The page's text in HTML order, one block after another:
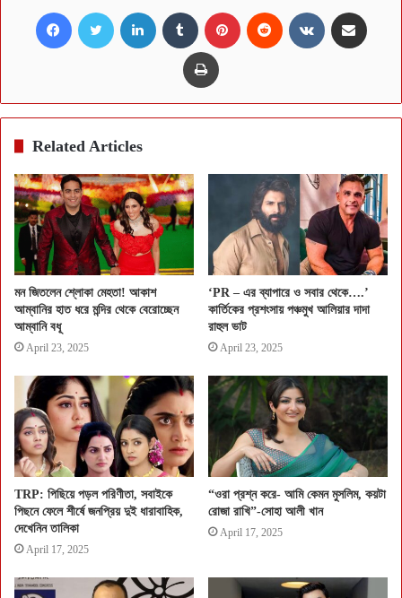
Facebook Twitter LinkedIn Tumblr Pinterest Reddit VKontakte
Print
Related Articles
মন জিতলেন শ্লোকা মেহতা! আকাশ
আম্বানির হাত ধরে মন্দির থেকে বেরোচ্ছেন
আম্বানি বধূ
April 23, 2025
‘PR – এর ব্যাপারে ও সবার থেকে….’
কার্তিকের প্রশংসায় পঞ্চমুখ আলিয়ার দাদা
রাহুল ভাট
April 23, 2025
TRP: পিছিয়ে পড়ল পরিণীতা, সবাইকে
পিছনে ফেলে শীর্ষে জনপ্রিয় দুই ধারাবাহিক,
দেখেনিন তালিকা
April 17, 2025
“ওরা প্রশ্ন করে- আমি কেমন মুসলিম, কয়টা
রোজা রাখি”-সোহা আলী খান
April 17, 2025